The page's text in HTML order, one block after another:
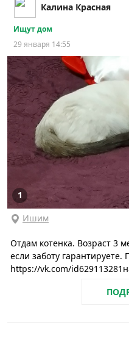
Калина Красная
Ищут дом
29 января 14:55
1
Ишим
Отдам котенка. Возраст 3
если заботу
https://vk.com/